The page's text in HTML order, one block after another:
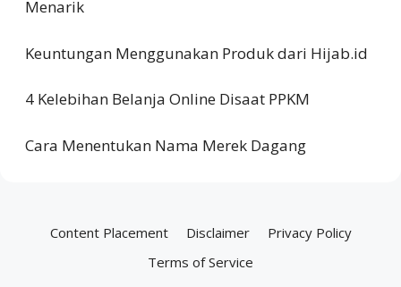
Menarik
Keuntungan Menggunakan Produk dari Hijab.id
4 Kelebihan Belanja Online Disaat PPKM
Cara Menentukan Nama Merek Dagang
Content Placement Disclaimer
Privacy Policy
Terms of Service